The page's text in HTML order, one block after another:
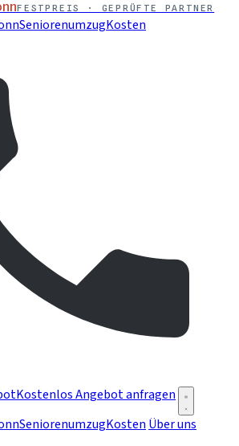
FESTPREIS · GEPRÜFTE PARTNER
SeniorenumzugKosten
Kostenlos Angebot anfragen
SeniorenumzugKosten Über uns